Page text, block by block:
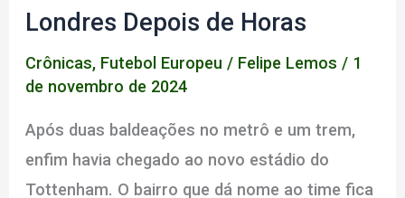
Londres Depois de Horas
Crônicas, Futebol Europeu / Felipe Lemos / 1
de novembro de 2024
Após duas baldeações no metrô e um trem,
enfim havia chegado ao novo estádio do
Tottenham. O bairro que dá nome ao time fica